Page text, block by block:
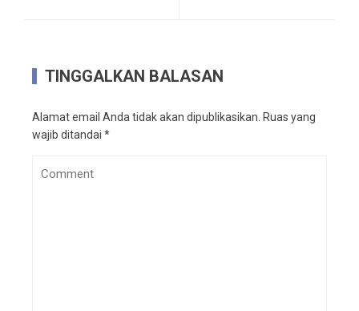
TINGGALKAN BALASAN
Alamat email Anda tidak akan dipublikasikan. Ruas yang
wajib ditandai *